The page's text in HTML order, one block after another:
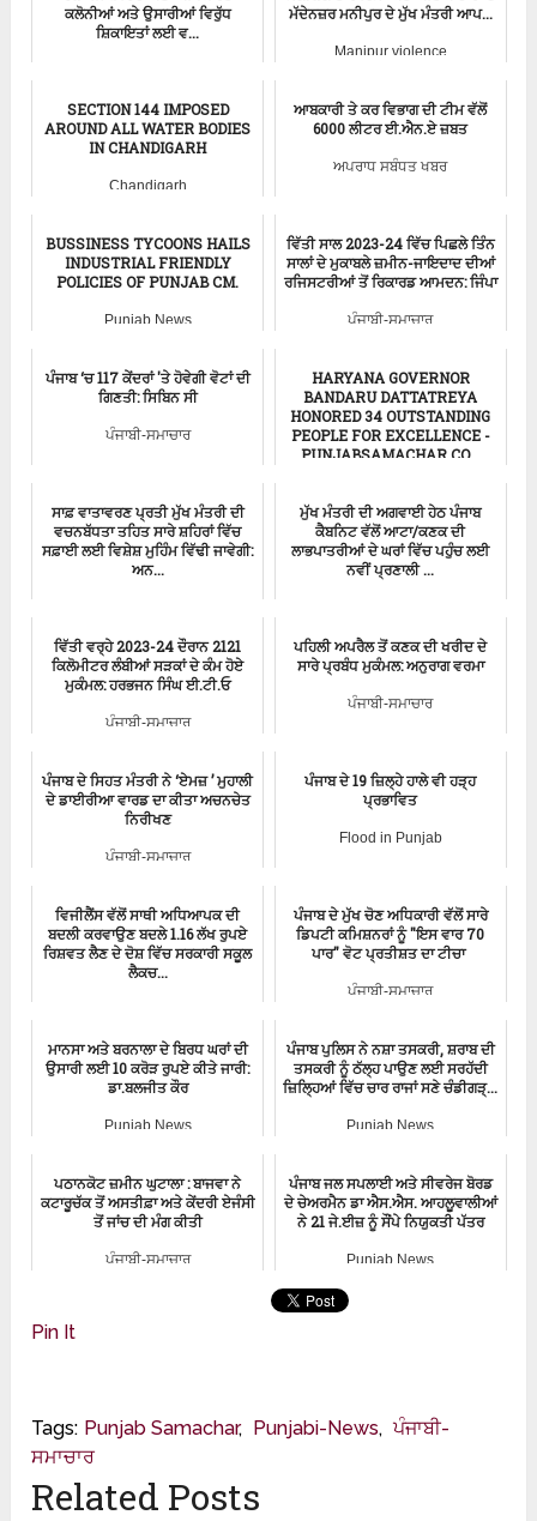
ਕਲੋਨੀਆਂ ਅਤੇ ਉਸਾਰੀਆਂ ਵਿਰੁੱਧ
ਸ਼ਿਕਾਇਤਾਂ ਲਈ ਵ...
ਮੱਦੇਨਜ਼ਰ ਮਨੀਪੁਰ ਦੇ ਮੁੱਖ ਮੰਤਰੀ ਆਪ...
Manipur violence
SECTION 144 IMPOSED
AROUND ALL WATER BODIES
IN CHANDIGARH
Chandigarh
ਆਬਕਾਰੀ ਤੇ ਕਰ ਵਿਭਾਗ ਦੀ ਟੀਮ ਵੱਲੋਂ
6000 ਲੀਟਰ ਈ.ਐਨ.ਏ ਜ਼ਬਤ
ਅਪਰਾਧ ਸਬੰਧਤ ਖਬਰ
BUSSINESS TYCOONS HAILS
INDUSTRIAL FRIENDLY
POLICIES OF PUNJAB CM.
Punjab News
ਵਿੱਤੀ ਸਾਲ 2023-24 ਵਿੱਚ ਪਿਛਲੇ ਤਿੰਨ
ਸਾਲਾਂ ਦੇ ਮੁਕਾਬਲੇ ਜ਼ਮੀਨ-ਜਾਇਦਾਦ ਦੀਆਂ
ਰਜਿਸਟਰੀਆਂ ਤੋਂ ਰਿਕਾਰਡ ਆਮਦਨ: ਜਿੰਪਾ
ਪੰਜਾਬੀ-ਸਮਾਚਾਰ
ਪੰਜਾਬ ‘ਚ 117 ਕੇਂਦਰਾਂ 'ਤੇ ਹੋਵੇਗੀ ਵੋਟਾਂ ਦੀ
ਗਿਣਤੀ: ਸਿਬਿਨ ਸੀ
ਪੰਜਾਬੀ-ਸਮਾਚਾਰ
HARYANA GOVERNOR
BANDARU DATTATREYA
HONORED 34 OUTSTANDING
PEOPLE FOR EXCELLENCE -
PUNJABSAMACHAR.CO...
ਸਾਫ਼ ਵਾਤਾਵਰਣ ਪ੍ਰਤੀ ਮੁੱਖ ਮੰਤਰੀ ਦੀ
ਵਚਨਬੱਧਤਾ ਤਹਿਤ ਸਾਰੇ ਸ਼ਹਿਰਾਂ ਵਿੱਚ
ਸਫ਼ਾਈ ਲਈ ਵਿਸ਼ੇਸ਼ ਮੁਹਿੰਮ ਵਿੱਢੀ ਜਾਵੇਗੀ:
ਅਨ...
ਮੁੱਖ ਮੰਤਰੀ ਦੀ ਅਗਵਾਈ ਹੇਠ ਪੰਜਾਬ
ਕੈਬਨਿਟ ਵੱਲੋਂ ਆਟਾ/ਕਣਕ ਦੀ
ਲਾਭਪਾਤਰੀਆਂ ਦੇ ਘਰਾਂ ਵਿੱਚ ਪਹੁੰਚ ਲਈ
ਨਵੀਂ ਪ੍ਰਣਾਲੀ ...
ਵਿੱਤੀ ਵਰ੍ਹੇ 2023-24 ਦੌਰਾਨ 2121
ਕਿਲੋਮੀਟਰ ਲੰਬੀਆਂ ਸੜਕਾਂ ਦੇ ਕੰਮ ਹੋਏ
ਮੁਕੰਮਲ: ਹਰਭਜਨ ਸਿੰਘ ਈ.ਟੀ.ਓ
ਪੰਜਾਬੀ-ਸਮਾਚਾਰ
ਪਹਿਲੀ ਅਪਰੈਲ ਤੋਂ ਕਣਕ ਦੀ ਖਰੀਦ ਦੇ
ਸਾਰੇ ਪ੍ਰਬੰਧ ਮੁਕੰਮਲ: ਅਨੁਰਾਗ ਵਰਮਾ
ਪੰਜਾਬੀ-ਸਮਾਚਾਰ
ਪੰਜਾਬ ਦੇ ਸਿਹਤ ਮੰਤਰੀ ਨੇ ‘ਏਮਜ਼ ’ ਮੁਹਾਲੀ
ਦੇ ਡਾਈਰੀਆ ਵਾਰਡ ਦਾ ਕੀਤਾ ਅਚਨਚੇਤ
ਨਿਰੀਖਣ
ਪੰਜਾਬੀ-ਸਮਾਚਾਰ
ਪੰਜਾਬ ਦੇ 19 ਜ਼ਿਲ੍ਹੇ ਹਾਲੇ ਵੀ ਹੜ੍ਹ
ਪ੍ਰਭਾਵਿਤ
Flood in Punjab
ਵਿਜੀਲੈਂਸ ਵੱਲੋਂ ਸਾਥੀ ਅਧਿਆਪਕ ਦੀ
ਬਦਲੀ ਕਰਵਾਉਣ ਬਦਲੇ 1.16 ਲੱਖ ਰੁਪਏ
ਰਿਸ਼ਵਤ ਲੈਣ ਦੇ ਦੋਸ਼ ਵਿੱਚ ਸਰਕਾਰੀ ਸਕੂਲ
ਲੈਕਚ...
ਪੰਜਾਬ ਦੇ ਮੁੱਖ ਚੋਣ ਅਧਿਕਾਰੀ ਵੱਲੋਂ ਸਾਰੇ
ਡਿਪਟੀ ਕਮਿਸ਼ਨਰਾਂ ਨੂੰ "ਇਸ ਵਾਰ 70
ਪਾਰ" ਵੋਟ ਪ੍ਰਤੀਸ਼ਤ ਦਾ ਟੀਚਾ
ਪੰਜਾਬੀ-ਸਮਾਚਾਰ
ਮਾਨਸਾ ਅਤੇ ਬਰਨਾਲਾ ਦੇ ਬਿਰਧ ਘਰਾਂ ਦੀ
ਉਸਾਰੀ ਲਈ 10 ਕਰੋੜ ਰੁਪਏ ਕੀਤੇ ਜਾਰੀ:
ਡਾ.ਬਲਜੀਤ ਕੌਰ
Punjab News
ਪੰਜਾਬ ਪੁਲਿਸ ਨੇ ਨਸ਼ਾ ਤਸਕਰੀ, ਸ਼ਰਾਬ ਦੀ
ਤਸਕਰੀ ਨੂੰ ਠੱਲ੍ਹ ਪਾਉਣ ਲਈ ਸਰਹੱਦੀ
ਜ਼ਿਲਿ੍ਹਆਂ ਵਿੱਚ ਚਾਰ ਰਾਜਾਂ ਸਣੇ ਚੰਡੀਗੜ੍...
Punjab News
ਪਠਾਨਕੋਟ ਜ਼ਮੀਨ ਘੁਟਾਲਾ : ਬਾਜਵਾ ਨੇ
ਕਟਾਰੂਚੱਕ ਤੋਂ ਅਸਤੀਫ਼ਾ ਅਤੇ ਕੇਂਦਰੀ ਏਜੰਸੀ
ਤੋਂ ਜਾਂਚ ਦੀ ਮੰਗ ਕੀਤੀ
ਪੰਜਾਬੀ-ਸਮਾਚਾਰ
ਪੰਜਾਬ ਜਲ ਸਪਲਾਈ ਅਤੇ ਸੀਵਰੇਜ ਬੋਰਡ
ਦੇ ਚੇਅਰਮੈਨ ਡਾ ਐਸ.ਐਸ. ਆਹਲੂਵਾਲੀਆਂ
ਨੇ 21 ਜੇ.ਈਜ਼ ਨੂੰ ਸੌਂਪੇ ਨਿਯੁਕਤੀ ਪੱਤਰ
Punjab News
Pin It
Tags: Punjab Samachar, Punjabi-News, ਪੰਜਾਬੀ-
ਸਮਾਚਾਰ
Related Posts